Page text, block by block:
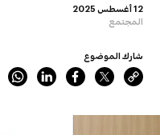
12 أغسطس 2025
المجتمع
شارك الموضوع